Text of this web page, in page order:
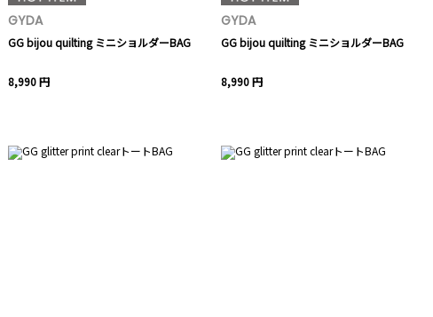
GYDA
GG bijou quilting ミニショルダーBAG
8,990 円
GYDA
GG bijou quilting ミニショルダーBAG
8,990 円